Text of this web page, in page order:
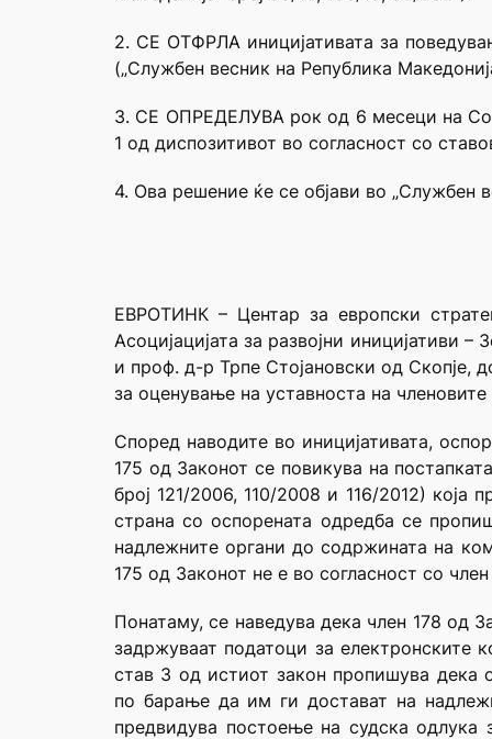
2. СЕ ОТФРЛА иницијативата за
(„Службен весник на Република
3. СЕ ОПРЕДЕЛУВА рок од 6 месеци на
1 од диспозитивот во согласност со
4. Ова решение ќе се објави во „Службен
ЕВРОТИНК – Центар за европски
Асоцијацијата за развојни
и проф. д-р Трпе Стојановски од Скопје,
за оценување на уставноста на
Според наводите во иницијативата,
175 од Законот се повикува на
број 121/2006, 110/2008 и 116/2012)
страна со оспорената одредба се
надлежните органи до содржината на
175 од Законот не e во согласност со
Понатаму, се наведува дека член 178 од
задржуваат податоци за електронските
став 3 од истиот закон пропишува дека
по барање да им ги достават на
предвидува постоење на судска